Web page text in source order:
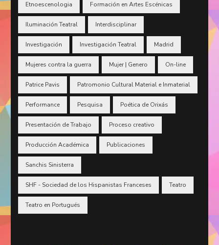
Etnoescenologia Formación en Artes Escénicas
Iluminación Teatral Interdisciplinar
Investigación Investigación Teatral Madrid
Mujeres contra la guerra Mujer | Genero On-line
Patrice Pavis Patromonio Cultural Material e Inmaterial
Performance Pesquisa Poética de Orixás
Presentación de Trabajo Proceso creativo
Producción Académica Publicaciones
Sanchis Sinisterra
SHF - Sociedad de los Hispanistas Franceses Teatro
Teatro en Portugués